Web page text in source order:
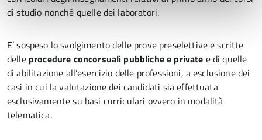
di studio nonché quelle dei laboratori.
E’ sospeso lo svolgimento delle prove preselettive e scritte
delle procedure concorsuali pubbliche e private e di quelle
di abilitazione all’esercizio delle professioni, a esclusione dei
casi in cui la valutazione dei candidati sia effettuata
esclusivamente su basi curriculari ovvero in modalità
telematica.